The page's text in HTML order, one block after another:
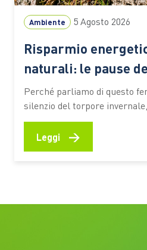
Ambiente 5 Agosto 2026
Risparmio
naturali: le pause
Perché parliamo di questo
silenzio del torpore
continuano a vivere
particolarmente calma e
Leggi →